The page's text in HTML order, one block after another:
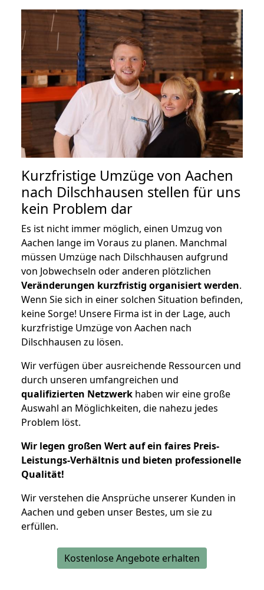
Kurzfristige Umzüge von Aachen
nach Dilschhausen stellen für uns
kein Problem dar
Es ist nicht immer möglich, einen Umzug von
Aachen lange im Voraus zu planen. Manchmal
müssen Umzüge nach Dilschhausen aufgrund
von Jobwechseln oder anderen plötzlichen
Veränderungen kurzfristig organisiert werden.
Wenn Sie sich in einer solchen Situation befinden,
keine Sorge! Unsere Firma ist in der Lage, auch
kurzfristige Umzüge von Aachen nach
Dilschhausen zu lösen.
Wir verfügen über ausreichende Ressourcen und
durch unseren umfangreichen und
qualifizierten Netzwerk haben wir eine große
Auswahl an Möglichkeiten, die nahezu jedes
Problem löst.
Wir legen großen Wert auf ein faires Preis-
Leistungs-Verhältnis und bieten professionelle
Qualität!
Wir verstehen die Ansprüche unserer Kunden in
Aachen und geben unser Bestes, um sie zu
erfüllen.
Kostenlose Angebote erhalten